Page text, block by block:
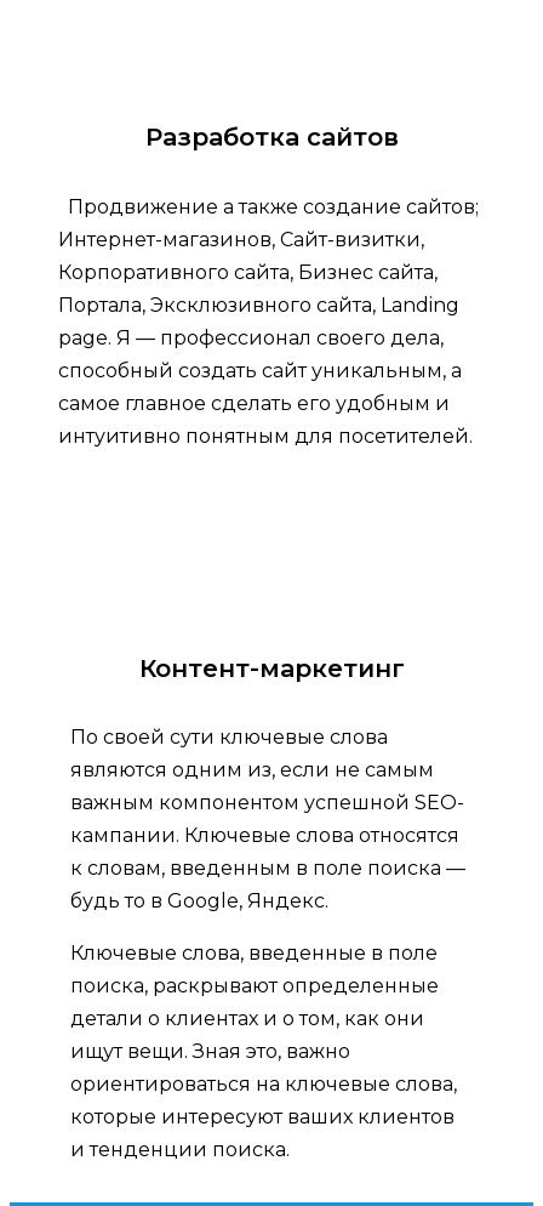
Разработка сайтов
Продвижение а также создание сайтов;
Интернет-магазинов, Сайт-визитки,
Корпоративного сайта, Бизнес сайта,
Портала, Эксклюзивного сайта, Landing
page. Я — профессионал своего дела,
способный создать сайт уникальным, а
самое главное сделать его удобным и
интуитивно понятным для посетителей.
Контент-маркетинг
По своей сути ключевые слова
являются одним из, если не самым
важным компонентом успешной SEO-
кампании. Ключевые слова относятся
к словам, введенным в поле поиска —
будь то в Google, Яндекс.
Ключевые слова, введенные в поле
поиска, раскрывают определенные
детали о клиентах и ​​о том, как они
ищут вещи. Зная это, важно
ориентироваться на ключевые слова,
которые интересуют ваших клиентов
и тенденции поиска.